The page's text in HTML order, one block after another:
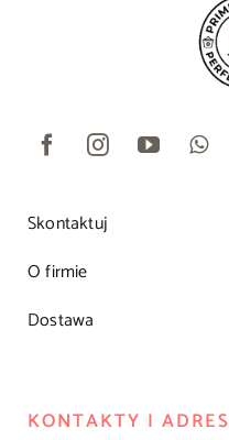
Skontaktuj
O firmie
Dostawa
KONTAKTY I ADRES